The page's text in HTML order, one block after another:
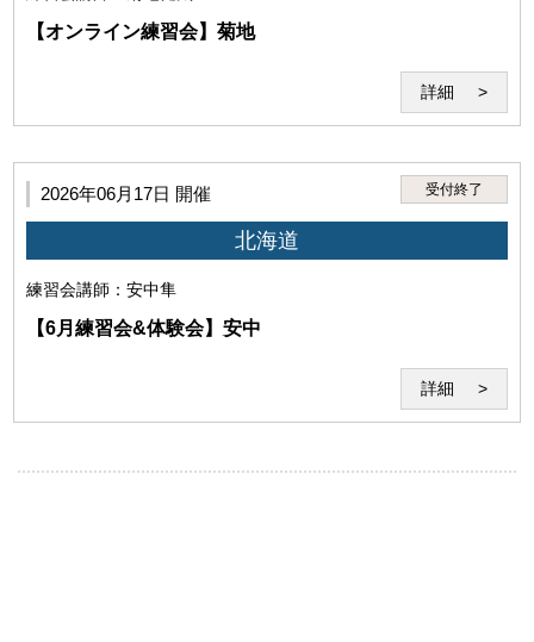
(5)犯罪・違法行為、公序良俗に反する行為
(6)本サービスの運営を妨げる行為、セミナー受講に不適
【オンライン練習会】菊地
詳細
2026年06月17日 開催 受付終了
北海道
練習会講師：安中隼
【6月練習会&体験会】安中
詳細